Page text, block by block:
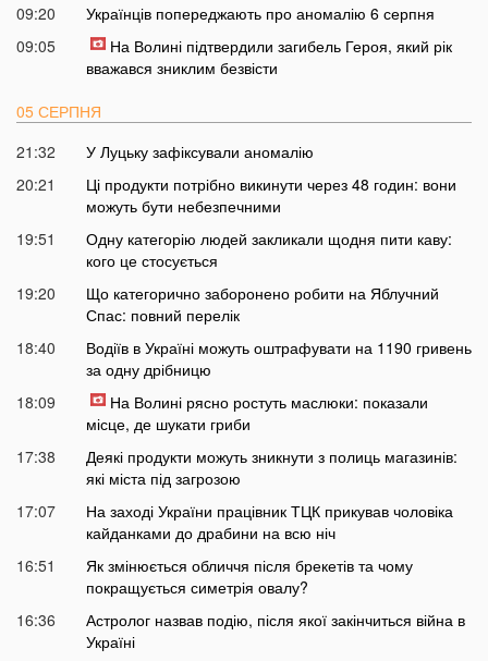
09:20
Українців попереджають про аномалію 6 серпня
09:05
На Волині підтвердили загибель Героя, який рік
вважався зниклим безвісти
05 СЕРПНЯ
21:32
У Луцьку зафіксували аномалію
20:21
Ці продукти потрібно викинути через 48 годин: вони
можуть бути небезпечними
19:51
Одну категорію людей закликали щодня пити каву:
кого це стосується
19:20
Що категорично заборонено робити на Яблучний
Спас: повний перелік
18:40
Водіїв в Україні можуть оштрафувати на 1190 гривень
за одну дрібницю
18:09
На Волині рясно ростуть маслюки: показали
місце, де шукати гриби
17:38
Деякі продукти можуть зникнути з полиць магазинів:
які міста під загрозою
17:07
На заході України працівник ТЦК прикував чоловіка
кайданками до драбини на всю ніч
16:51
Як змінюється обличчя після брекетів та чому
покращується симетрія овалу?
16:36
Астролог назвав подію, після якої закінчиться війна в
Україні